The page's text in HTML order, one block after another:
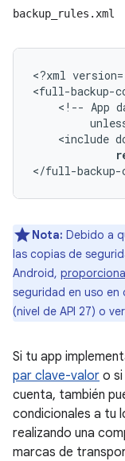
backup_rules.xml
<?xml
<!-- App
<include
</full-backup-
Nota: Debido a
las copias de
Android,
seguridad en uso en
(nivel de API 27) o
Si tu app
par clave-valor o si
cuenta, también
condicionales a tu
realizando una
marcas de